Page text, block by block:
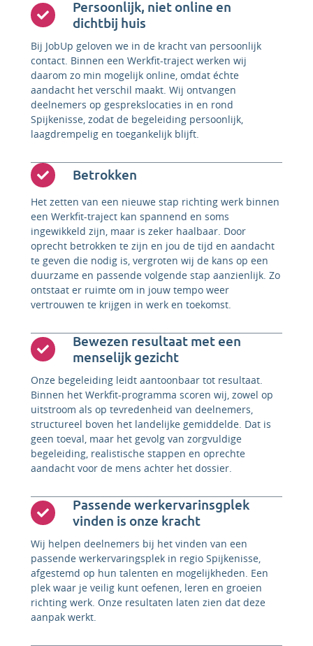
Persoonlijk, niet online en
dichtbij huis
Bij JobUp geloven we in de kracht van persoonlijk
contact. Binnen een Werkfit-traject werken wij
daarom zo min mogelijk online, omdat échte
aandacht het verschil maakt. Wij ontvangen
deelnemers op gesprekslocaties in en rond
Spijkenisse, zodat de begeleiding persoonlijk,
laagdrempelig en toegankelijk blijft.
Betrokken
Het zetten van een nieuwe stap richting werk binnen
een Werkfit-traject kan spannend en soms
ingewikkeld zijn, maar is zeker haalbaar. Door
oprecht betrokken te zijn en jou de tijd en aandacht
te geven die nodig is, vergroten wij de kans op een
duurzame en passende volgende stap aanzienlijk. Zo
ontstaat er ruimte om in jouw tempo weer
vertrouwen te krijgen in werk en toekomst.
Bewezen resultaat met een
menselijk gezicht
Onze begeleiding leidt aantoonbaar tot resultaat.
Binnen het Werkfit-programma scoren wij, zowel op
uitstroom als op tevredenheid van deelnemers,
structureel boven het landelijke gemiddelde. Dat is
geen toeval, maar het gevolg van zorgvuldige
begeleiding, realistische stappen en oprechte
aandacht voor de mens achter het dossier.
Passende werkervarinsgplek
vinden is onze kracht
Wij helpen deelnemers bij het vinden van een
passende werkervaringsplek in regio Spijkenisse,
afgestemd op hun talenten en mogelijkheden. Een
plek waar je veilig kunt oefenen, leren en groeien
richting werk. Onze resultaten laten zien dat deze
aanpak werkt.